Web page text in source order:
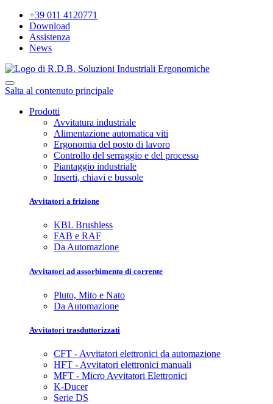
+39 011 4120771
Download
Assistenza
News
Salta al contenuto principale
Prodotti
Avvitatura industriale
Alimentazione automatica viti
Ergonomia del posto di lavoro
Controllo del serraggio e del processo
Piantaggio industriale
Inserti, chiavi e bussole
Avvitatori a frizione
KBL Brushless
FAB e RAF
Da Automazione
Avvitatori ad assorbimento di corrente
Pluto, Mito e Nato
Da Automazione
Avvitatori trasduttorizzati
CFT - Avvitatori elettronici da automazione
HFT - Avvitatori elettronici manuali
MFT - Micro Avvitatori Elettronici
K-Ducer
Serie DS